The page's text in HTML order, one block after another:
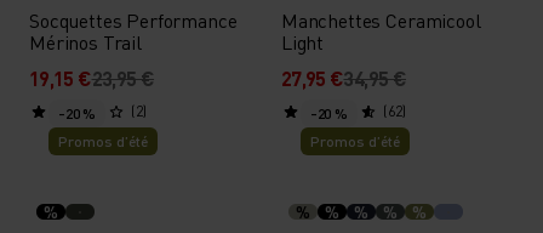
Socquettes Performance
Mérinos Trail
19,15 €23,95 €
(2)
Manchettes Ceramicool
Light
27,95 €34,95 €
(62)
-20 %
Promos d’été
%
-20 %
Promos d’été
% % % % %